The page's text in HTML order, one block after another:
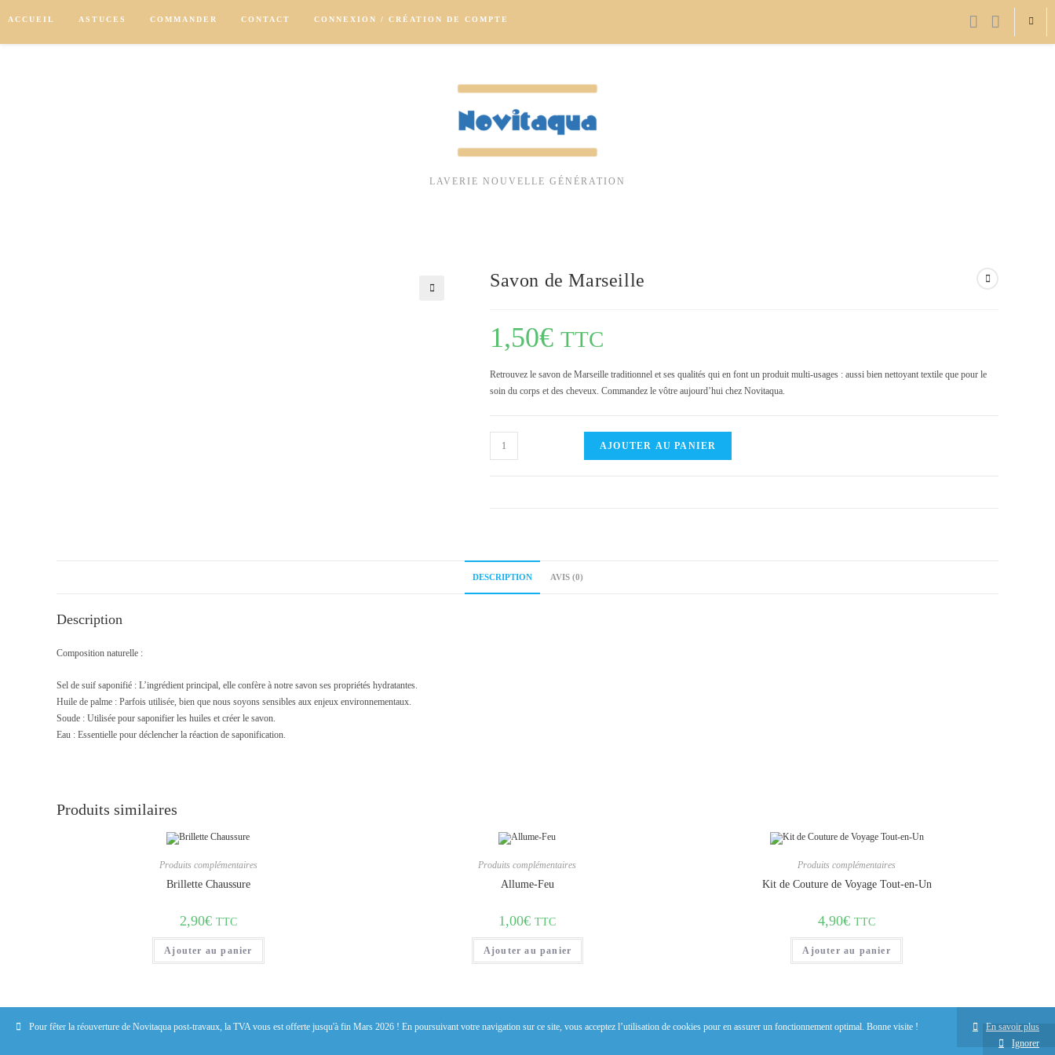
ACCUEIL ASTUCES COMMANDER CONTACT CONNEXION / CRÉATION DE COMPTE
LAVERIE NOUVELLE GÉNÉRATION
Savon de Marseille
1,50€ TTC
Retrouvez le savon de Marseille traditionnel et ses qualités qui en font un produit multi-usages : aussi bien nettoyant textile que pour le
soin du corps et des cheveux. Commandez le vôtre aujourd’hui chez Novitaqua.
quantité
de
AJOUTER AU PANIER
DESCRIPTION AVIS (0)
Description
Composition naturelle :
Sel de suif saponifié : L’ingrédient principal, elle confère à notre savon ses propriétés hydratantes.
Huile de palme : Parfois utilisée, bien que nous soyons sensibles aux enjeux environnementaux.
Soude : Utilisée pour saponifier les huiles et créer le savon.
Eau : Essentielle pour déclencher la réaction de saponification.
Produits similaires
Produits complémentaires
Brillette Chaussure
2,90€ TTC
Ajouter au panier
Produits complémentaires
Allume-Feu
1,00€ TTC
Ajouter au panier
Produits complémentaires
Kit de Couture de Voyage Tout-en-Un
4,90€ TTC
Ajouter au panier
Pour fêter la réouverture de Novitaqua post-travaux, la TVA vous est offerte jusqu'à fin Mars 2026 ! En poursuivant votre navigation sur ce site, vous acceptez l’utilisation de cookies pour en assurer un fonctionnement optimal. En savoir plus
Bonne visite !
Ignorer